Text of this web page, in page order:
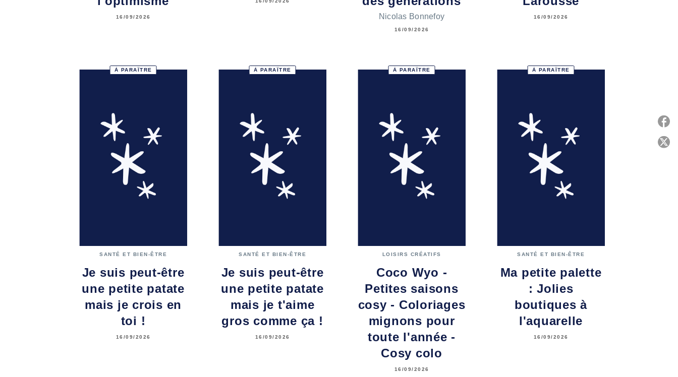
16/09/2026 Nicolas Bonnefoy
16/09/2026
16/09/2026
À PARAÎTRE
SANTÉ ET BIEN-ÊTRE
Je suis peut-être
une petite patate
mais je crois en
toi !
16/09/2026
À PARAÎTRE
SANTÉ ET BIEN-ÊTRE
Je suis peut-être
une petite patate
mais je t'aime
gros comme ça !
16/09/2026
À PARAÎTRE
LOISIRS CRÉATIFS
Coco Wyo -
Petites saisons
cosy - Coloriages
mignons pour
toute l'année -
Cosy colo
16/09/2026
À PARAÎTRE
SANTÉ ET BIEN-ÊTRE
Ma petite palette
: Jolies
boutiques à
l'aquarelle
16/09/2026